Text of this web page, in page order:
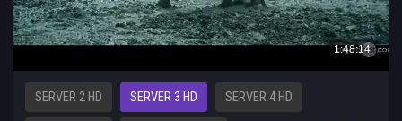
SERVER 2 HD SERVER 3 HD SERVER 4 HD